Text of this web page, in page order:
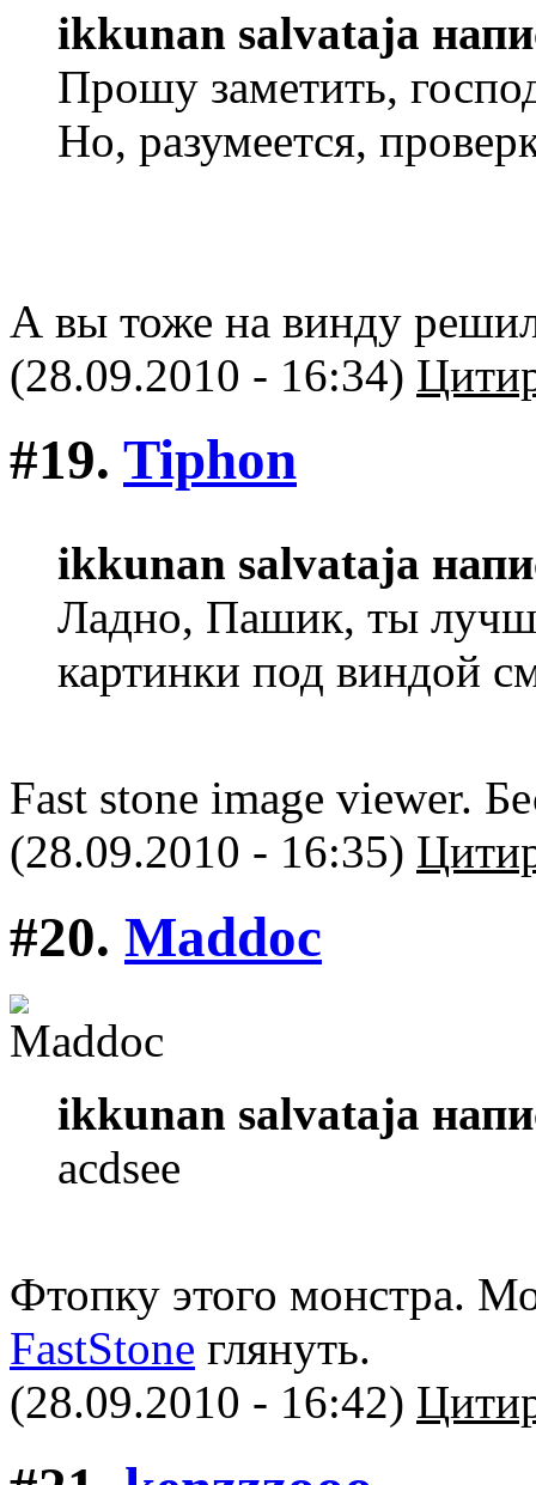
ikkunan salvataja
Прошу заметить,
Но, разумеется,
А вы тоже на винду
(28.09.2010 - 16:34)
#19. Tiphon
ikkunan salvataja
Ладно, Пашик, ты
картинки под виндой
Fast stone image viewer.
(28.09.2010 - 16:35)
#20. Maddoc
ikkunan salvataja
acdsee
Фтопку этого монстра.
FastStone глянуть.
(28.09.2010 - 16:42)